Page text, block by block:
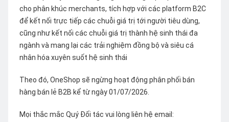
cho phân khúc merchants, tích hợp với các platform B2C
để kết nối trực tiếp các chuỗi giá trị tới người tiêu dùng,
cũng như kết nối các chuỗi giá trị thành hệ sinh thái đa
ngành và mang lại các trải nghiệm đồng bộ và siêu cá
nhân hóa xuyên suốt hệ sinh thái
Theo đó, OneShop sẽ ngừng hoạt động phân phối bán
hàng bán lẻ B2B kể từ ngày 01/07/2026.
Mọi thắc mắc Quý Đối tác vui lòng liên hệ email: